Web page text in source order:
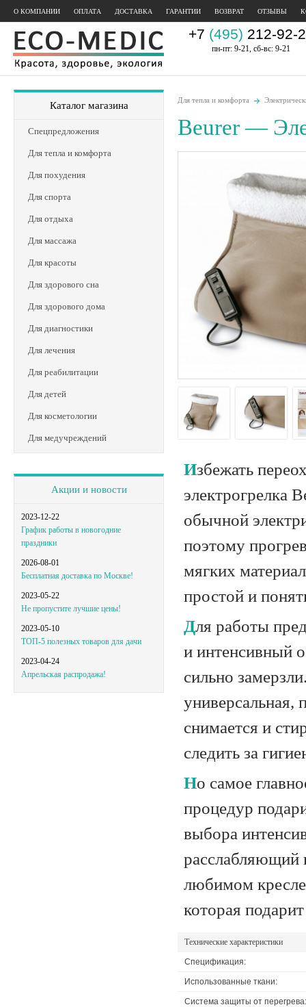
О КОМПАНИИ ОПЛАТА ДОСТАВКА ГАРАНТИИ ВОЗВРАТ ОТЗЫВЫ
+7 (495) 212-92-
пн-пт: 9-21, сб-вс: 9-21
Каталог магазина
Спецпредложения
Для тепла и комфорта
Для похудения
Для спорта
Для отдыха
Для массажа
Для красоты
Для здорового сна
Для здорового дома
Для диагностики
Для лечения
Для реабилитации
Для детей
Для косметологии
Для медучреждений
Акции и новости
2023-12-22
График работы в новогодние
праздники
2026-08-01
Бесплатная доставка по Москве!
2023-05-22
Не пропустите лучшие цены!
2023-05-10
ТОП-5 полезных товаров для дачи
2023-04-24
Апрельская распродажа!
Для тепла и комфорта
Beurer —
Избежать переохлаждения и согреть ваши ноги в холодный день способна
электрогрелка
обычной
поэтому
мягких
простой и
Для работы предусмотрено два температурных режима – более спокойный
и интенсивный
сильно
снимается и
следить за
Но самое главное – это массаж! Сочетание прогревания и массажных
процедур
выбора
расслабляющий
любимом
которая
Технические характеристики
Спецификация:
Использованные ткани:
Система защиты от перегрева: